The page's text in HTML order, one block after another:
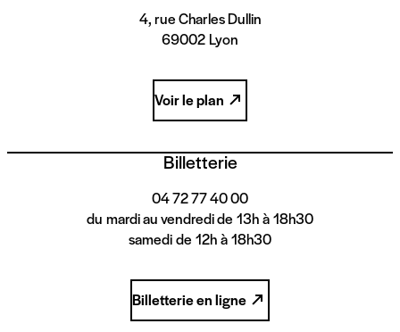
4, rue Charles Dullin
69002 Lyon
Voir le plan
Billetterie
04 72 77 40 00
du mardi au vendredi de 13h à 18h30
samedi de 12h à 18h30
Billetterie en ligne